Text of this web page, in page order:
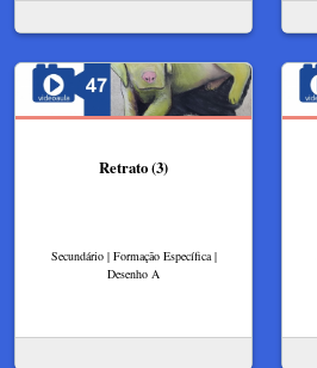
Retrato (3)
Secundário | Formação Específica |
Desenho A